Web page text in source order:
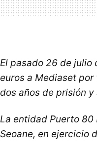
El pasado 26 de
euros a Mediaset
dos años de prisión
La entidad Puerto 80
Seoane, en ejercicio